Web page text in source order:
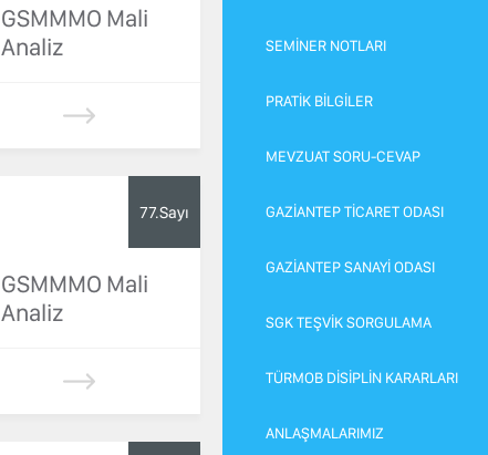
SEMİNER NOTLARI
PRATİK BİLGİLER
MEVZUAT SORU-CEVAP
GAZİANTEP TİCARET ODASI
GAZİANTEP SANAYİ ODASI
SGK TEŞVİK SORGULAMA
TÜRMOB DİSİPLİN KARARLARI
ANLAŞMALARIMIZ
GSMMMO Mali
Analiz
77.Sayı
GSMMMO Mali
Analiz